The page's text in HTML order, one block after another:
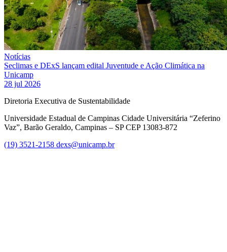
Notícias
Seclimas e DExS lançam edital Juventude e Ação Climática na
Unicamp
28 jul 2026
Diretoria Executiva de Sustentabilidade
Universidade Estadual de Campinas Cidade Universitária “Zeferino
Vaz”, Barão Geraldo, Campinas – SP CEP 13083-872
(19) 3521-2158 dexs@unicamp.br